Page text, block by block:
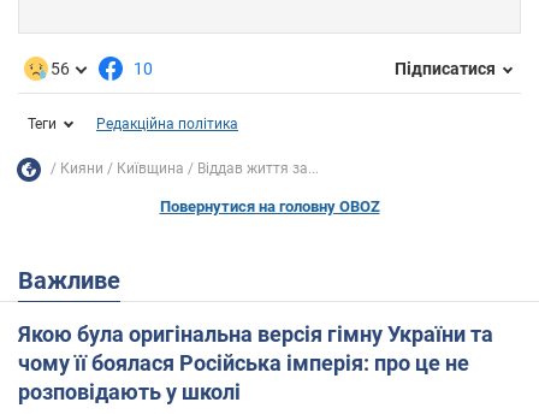
56 10 Підписатися
Теги Редакційна політика
Кияни Київщина Віддав життя за...
Повернутися на головну OBOZ
Важливе
Якою була оригінальна версія гімну України та
чому її боялася Російська імперія: про це не
розповідають у школі